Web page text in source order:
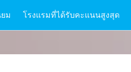
ม โรงแรมที่ได้รับคะแนนสูงสุด